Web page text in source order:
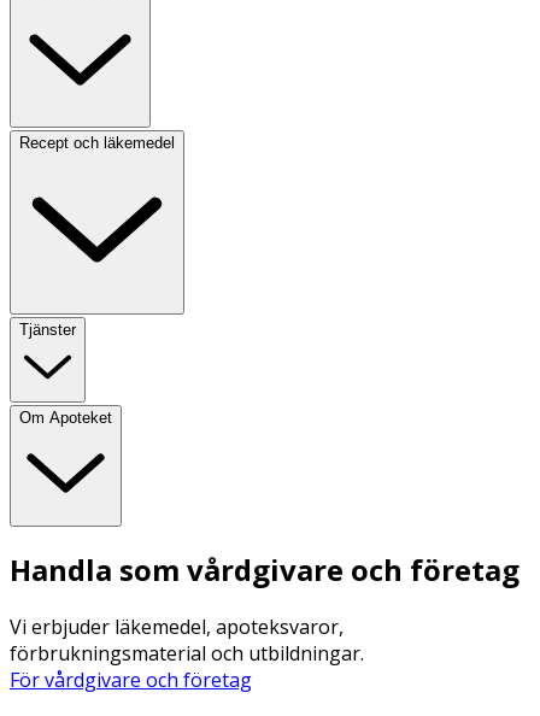
Recept och läkemedel
Tjänster
Om Apoteket
Handla som vårdgivare och företag
Vi erbjuder läkemedel, apoteksvaror,
förbrukningsmaterial och utbildningar.
För vårdgivare och företag